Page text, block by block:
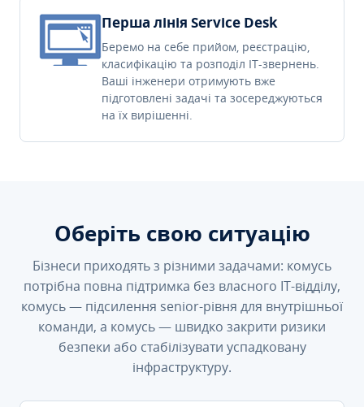
Перша лінія Service Desk
Беремо на себе прийом, реєстрацію,
класифікацію та розподіл IT-звернень.
Ваші інженери отримують вже
підготовлені задачі та зосереджуються
на їх вирішенні.
Оберіть свою ситуацію
Бізнеси приходять з різними задачами: комусь
потрібна повна підтримка без власного IT-відділу,
комусь — підсилення senior-рівня для внутрішньої
команди, а комусь — швидко закрити ризики
безпеки або стабілізувати успадковану
інфраструктуру.